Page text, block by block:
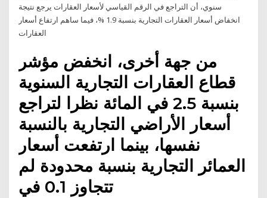
سنوي، أن التراجع في الرقم القياسي لأسعار العقارات يرجع نتيجة
انخفاض أسعار العقارات التجارية بنسبة 1.9 %، فيما ساهم ارتفاع أسعار
العقارات
من جهة أخرى، انخفض مؤشر
قطاع العقارات التجارية السنوية
بنسبة 2.5 في المائة نظرا لتراجع
أسعار الأراضي التجارية بالنسبة
نفسها، بينما ارتفعت أسعار
العمائر التجارية بنسبة محدودة لم
تتجاوز 0.1 في